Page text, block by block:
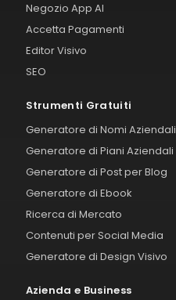
Negozio App AI
Accetta Pagamenti
Editor Visivo
SEO
Strumenti Gratuiti
Generatore di Nomi Aziendali
Generatore di Piani Aziendali
Generatore di Post per Blog
Generatore di Ebook
Ricerca di Mercato
Contenuti per Social Media
Generatore di Design Visivo
Azienda e Business